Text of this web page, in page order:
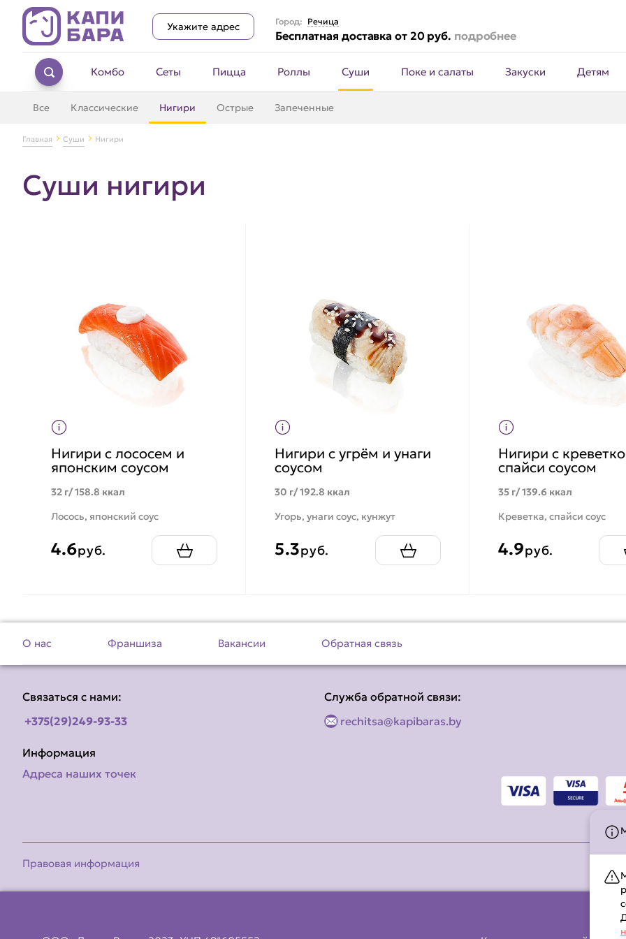
Укажите адрес Город: Речица
Бесплатная доставка от 20 руб. подробнее
Комбо Сеты Пицца Роллы Суши Поке и салаты Закуски Детям
Все Классические Нигири Острые Запеченные
Главная Суши Нигири
Суши нигири
Нигири с лососем и
японским соусом
32 г/ 158.8 ккал
Лосось, японский соус
4.6руб.
Нигири с угрём и унаги
соусом
30 г/ 192.8 ккал
Угорь, унаги соус, кунжут
5.3руб.
Нигири с
спайси соусом
35 г/ 139.6 ккал
Креветка, спайси соус
4.9руб.
О нас Франшиза Вакансии Обратная связь
Связаться с нами:
+375(29)249-93-33
Служба обратной связи:
rechitsa@kapibaras.by
Информация
Адреса наших точек
Правовая информация